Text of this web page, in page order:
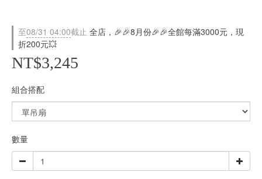
至08/31 04:00截止 全店，🎉🎉8月份🎉🎉全館每滿3000元，現
折200元💥
NT$3,245
組合搭配
數量